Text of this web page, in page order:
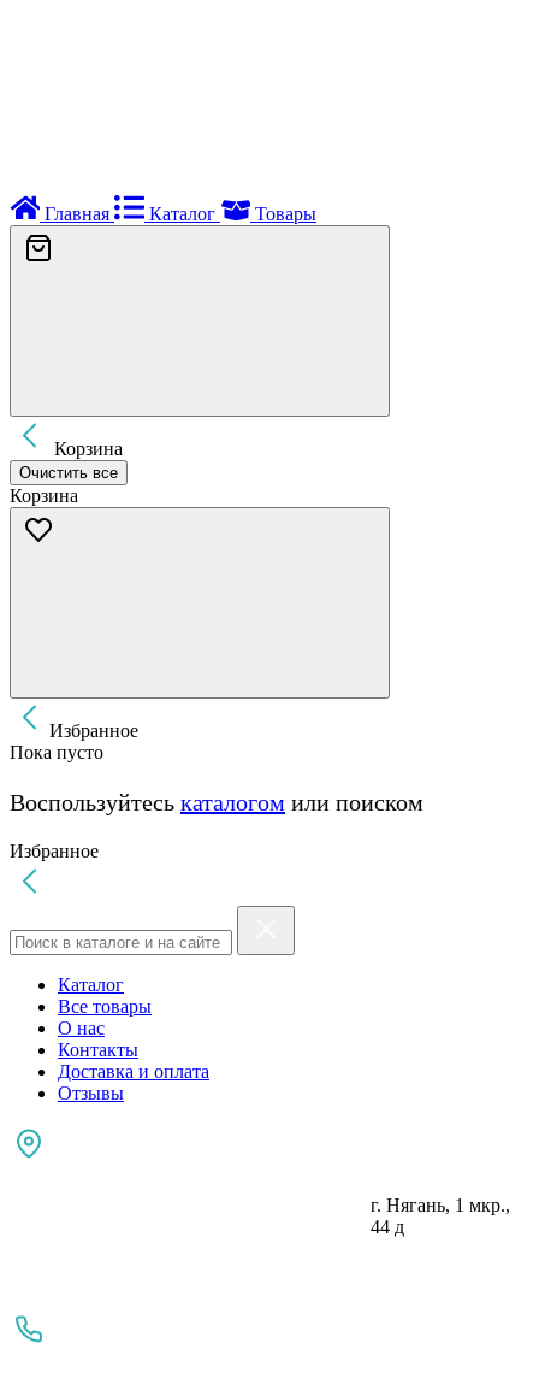
Главная Каталог Товары
Корзина
Очистить все
Корзина
Избранное
Пока пусто
Воспользуйтесь каталогом или поиском
Избранное
Каталог
Все товары
О нас
Контакты
Доставка и оплата
Отзывы
г. Нягань, 1 мкр.,
44 д